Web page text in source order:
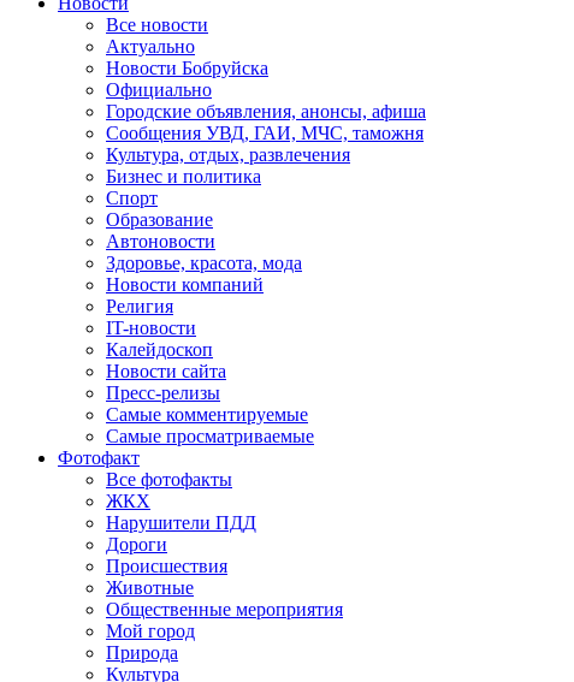
Все новости
Актуально
Новости Бобруйска
Официально
Городские объявления, анонсы, афиша
Сообщения УВД, ГАИ, МЧС, таможня
Культура, отдых, развлечения
Бизнес и политика
Спорт
Образование
Автоновости
Здоровье, красота, мода
Новости компаний
Религия
IT-новости
Калейдоскоп
Новости сайта
Пресс-релизы
Самые комментируемые
Самые просматриваемые
Фотофакт
Все фотофакты
ЖКХ
Нарушители ПДД
Дороги
Происшествия
Животные
Общественные мероприятия
Мой город
Природа
Культура